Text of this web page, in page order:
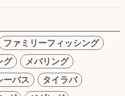
ファミリーフィッシング
グ
メバリング
ーバス
タイラバ